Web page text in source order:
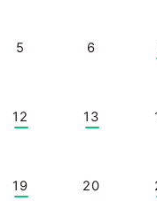
5 6
12 13
19 20